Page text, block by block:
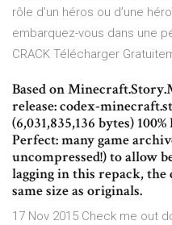
rôle d’un héros ou d’une
embarquez-vous dans une
CRACK Télécharger
Based on
release: codex-
(6,031,835,136 bytes)
Perfect: many game
uncompressed!) to allow
lagging in this repack,
same size as originals.
17 Nov 2015 Check me out